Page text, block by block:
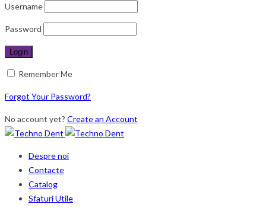
Username
Password
Remember Me
Forgot Your Password?
No account yet? Create an Account
Despre noi
Contacte
Catalog
Sfaturi Utile